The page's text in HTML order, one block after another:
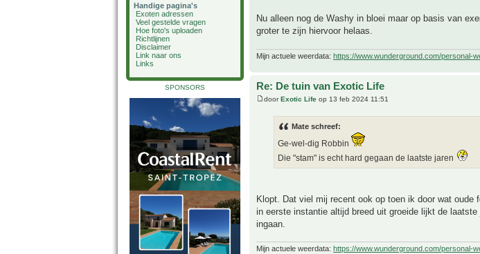
Handige pagina's
Exoten adressen
Veel gestelde vragen
Hoe foto's uploaden
Richtlijnen
Disclaimer
Link naar ons
Links
SPONSORS
Nu alleen nog de Washy in bloei maar op basis van
groter te zijn hiervoor helaas.
Mijn actuele weerdata: https://www.wunderground.com/personal-
Re: De tuin van Exotic Life
door Exotic Life op 13 feb 2024 11:51
Mate schreef:
Ge-wel-dig Robbin
Die "stam" is echt hard gegaan de laatste jaren
Klopt. Dat viel mij recent ook op toen ik door wat oude
in eerste instantie altijd breed uit groeide lijkt de
ingaan.
Mijn actuele weerdata: https://www.wunderground.com/personal-